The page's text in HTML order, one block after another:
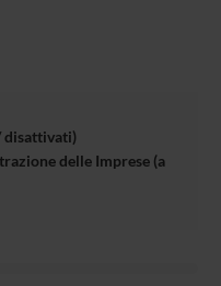
disattivati)
delle Imprese (a